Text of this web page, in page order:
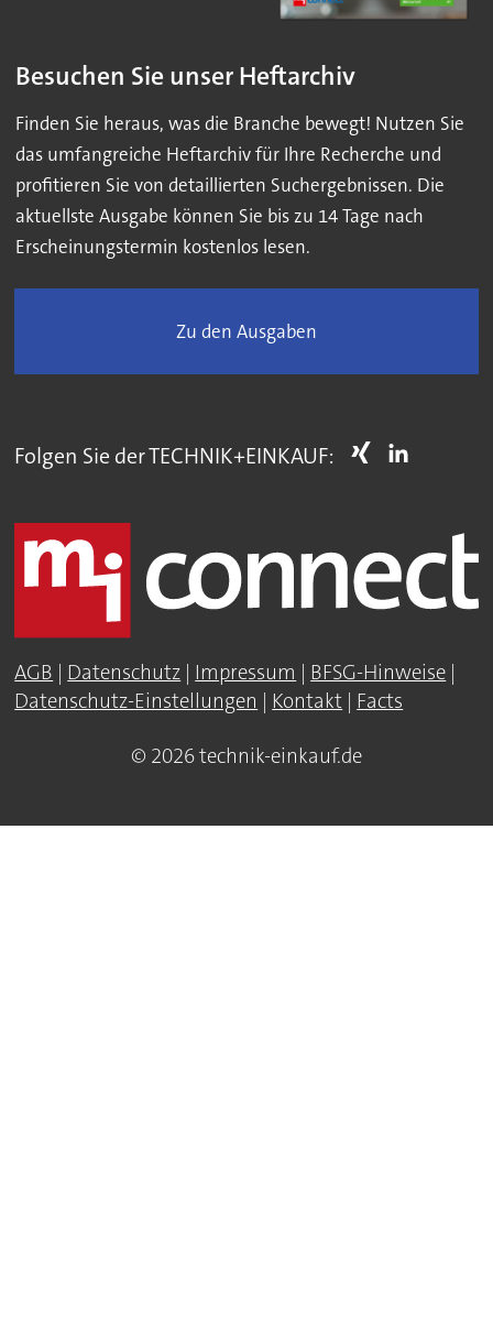
Besuchen Sie unser Heftarchiv
Finden Sie heraus, was die Branche bewegt! Nutzen Sie
das umfangreiche Heftarchiv für Ihre Recherche und
profitieren Sie von detaillierten Suchergebnissen. Die
aktuellste Ausgabe können Sie bis zu 14 Tage nach
Erscheinungstermin kostenlos lesen.
Zu den Ausgaben
Folgen Sie der TECHNIK+EINKAUF:
AGB | Datenschutz | Impressum | BFSG-Hinweise |
Datenschutz-Einstellungen | Kontakt | Facts
© 2026 technik-einkauf.de